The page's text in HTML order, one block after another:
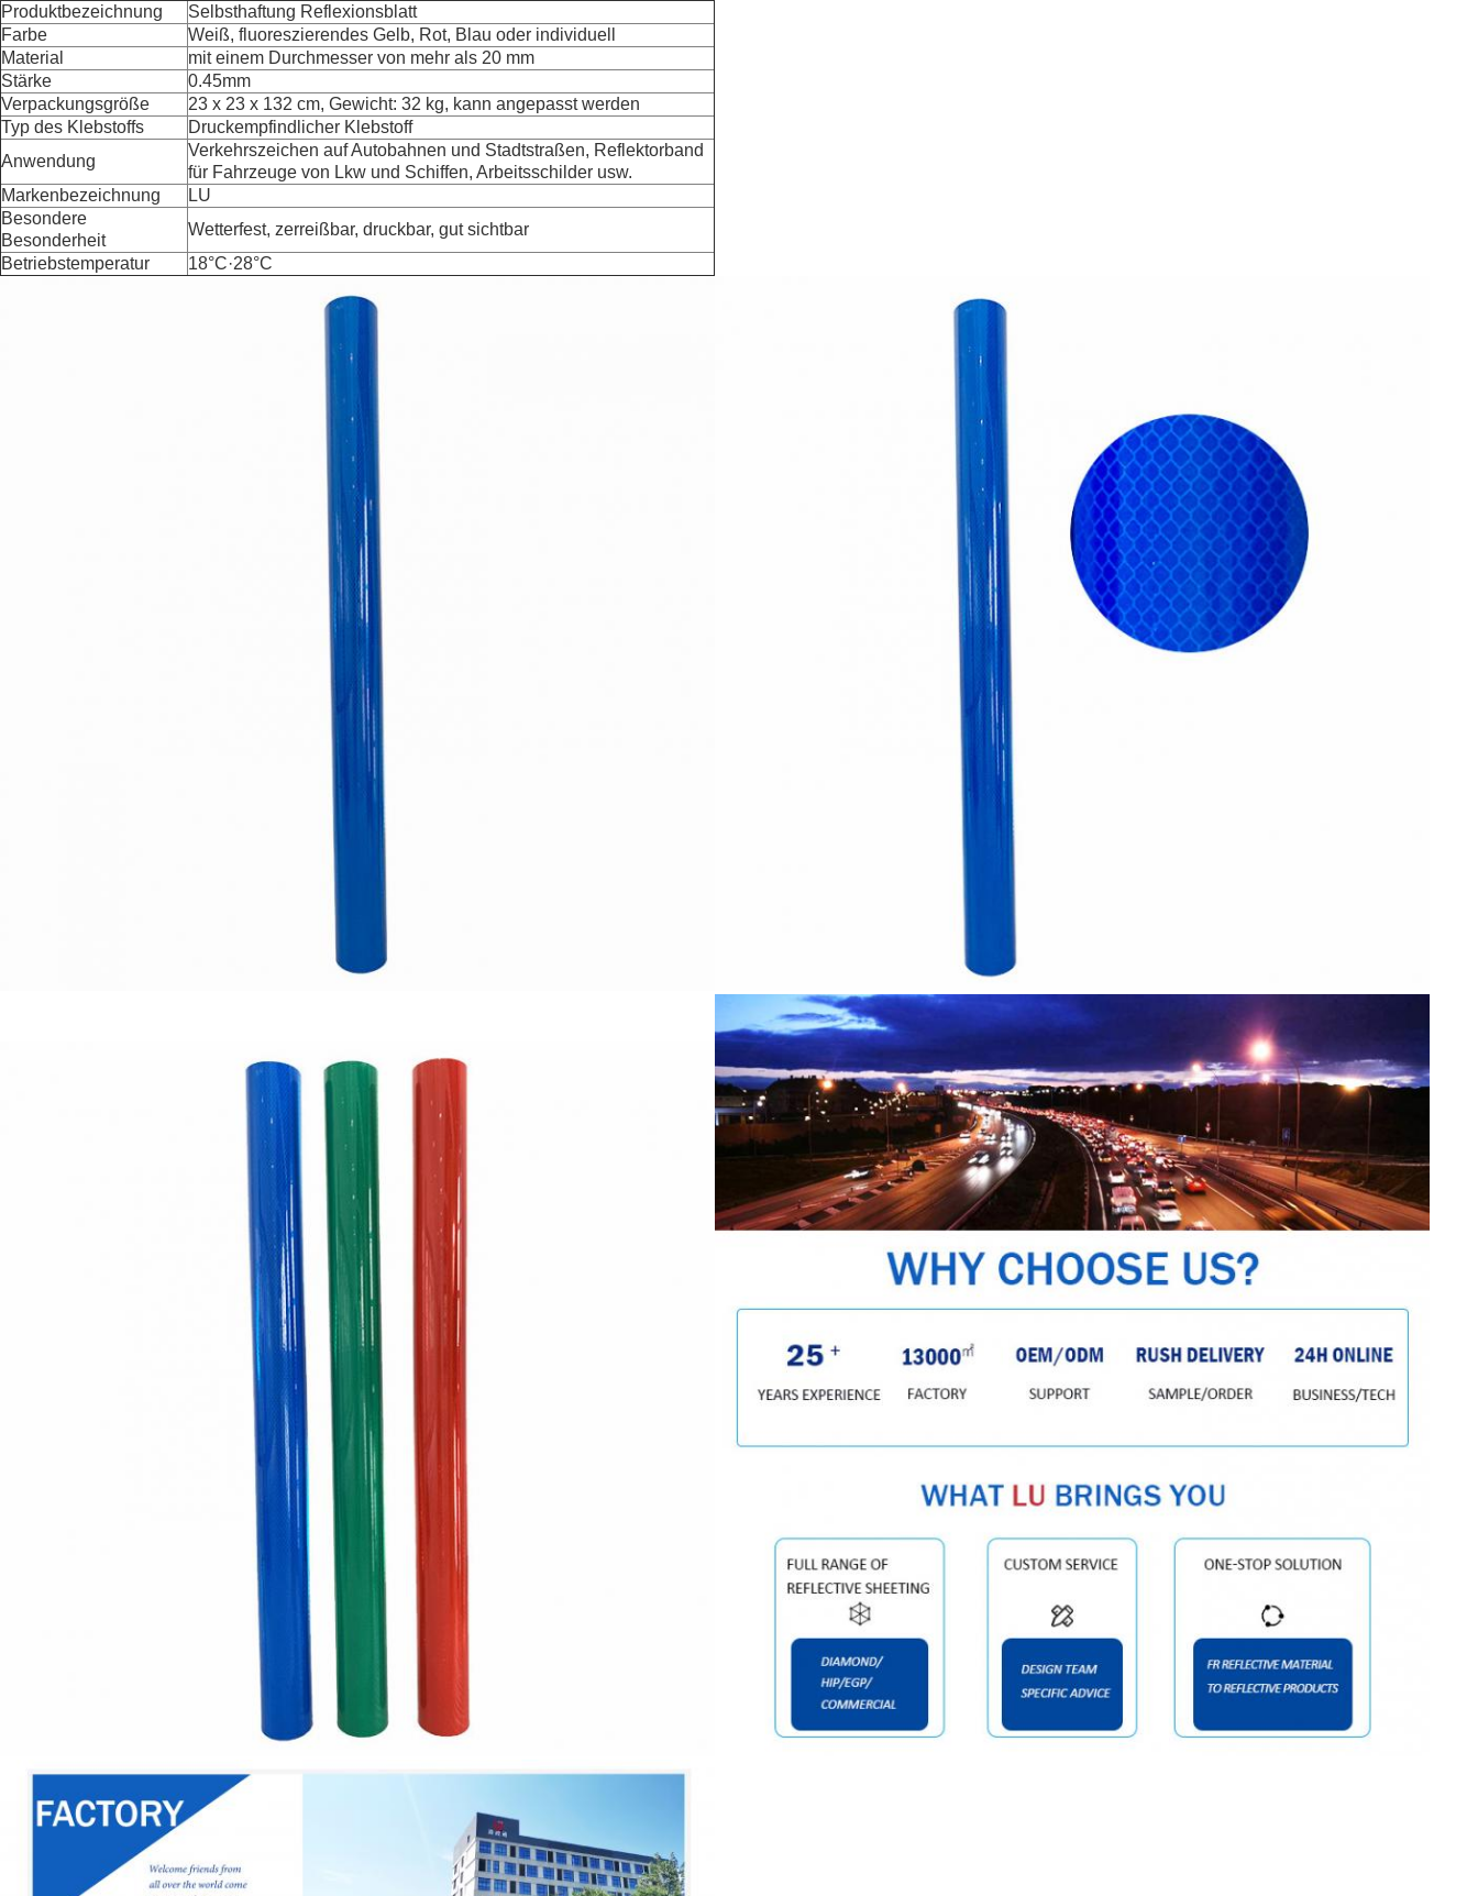
Produktbezeichnung
Selbsthaftung Reflexionsblatt
Farbe
Weiß, fluoreszierendes Gelb, Rot, Blau oder individuell
Material
mit einem Durchmesser von mehr als 20 mm
Stärke
0.45mm
Verpackungsgröße
23 x 23 x 132 cm, Gewicht: 32 kg, kann angepasst werden
Typ des Klebstoffs
Druckempfindlicher Klebstoff
Anwendung
Verkehrszeichen auf Autobahnen und Stadtstraßen, Reflektorband
für Fahrzeuge von Lkw und Schiffen, Arbeitsschilder usw.
Markenbezeichnung
LU
Besondere
Besonderheit
Wetterfest, zerreißbar, druckbar, gut sichtbar
Betriebstemperatur
18°C·28°C